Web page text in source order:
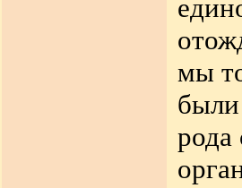
мы
были
рода